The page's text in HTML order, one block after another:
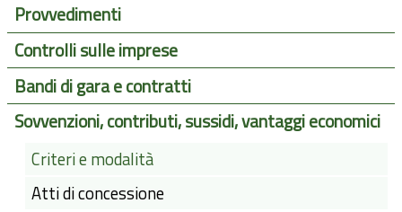
Provvedimenti
Controlli sulle imprese
Bandi di gara e contratti
Sovvenzioni, contributi, sussidi, vantaggi economici
Criteri e modalità
Atti di concessione